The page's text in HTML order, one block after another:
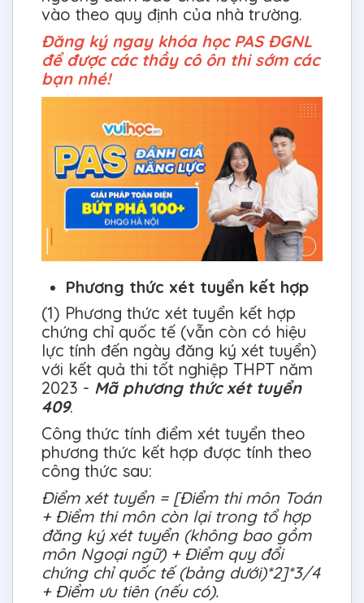
vào theo quy định của nhà trường.
Đăng ký ngay khóa học PAS ĐGNL
để được các thầy cô ôn thi sớm các
bạn nhé!
Phương thức xét tuyển kết hợp
(1) Phương thức xét tuyển kết hợp
chứng chỉ quốc tế (vẫn còn có hiệu
lực tính đến ngày đăng ký xét tuyển)
với kết quả thi tốt nghiệp THPT năm
2023 - Mã phương thức xét tuyển
409.
Công thức tính điểm xét tuyển theo
phương thức kết hợp được tính theo
công thức sau:
Điểm xét tuyển = [Điểm thi môn Toán
+ Điểm thi môn còn lại trong tổ hợp
đăng ký xét tuyển (không bao gồm
môn Ngoại ngữ) + Điểm quy đổi
chứng chỉ quốc tế (bảng dưới)*2]*3/4
+ Điểm ưu tiên (nếu có).